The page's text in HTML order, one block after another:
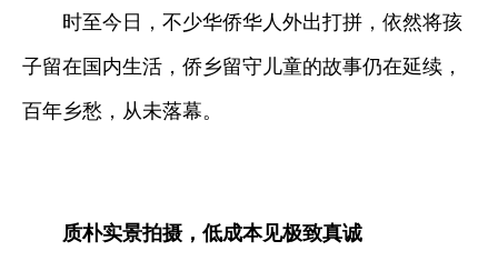
时至今日，不少华侨华人外出打拼，依然将孩
子留在国内生活，侨乡留守儿童的故事仍在延续，
百年乡愁，从未落幕。
质朴实景拍摄，低成本见极致真诚